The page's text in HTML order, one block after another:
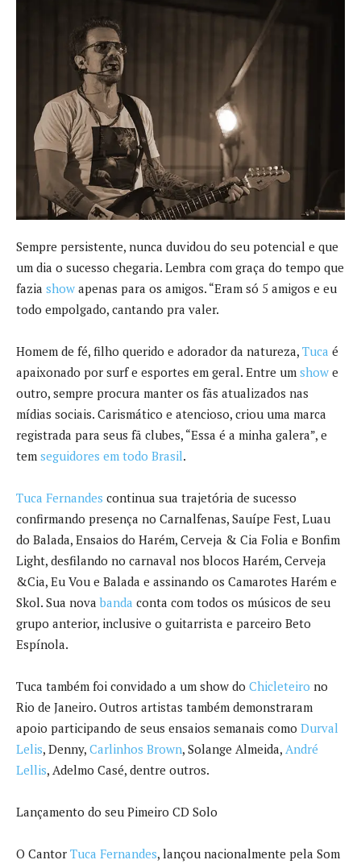
Sempre persistente, nunca duvidou do seu potencial e que
um dia o sucesso chegaria. Lembra com graça do tempo que
fazia show apenas para os amigos. “Eram só 5 amigos e eu
todo empolgado, cantando pra valer.
Homem de fé, filho querido e adorador da natureza, Tuca é
apaixonado por surf e esportes em geral. Entre um show e
outro, sempre procura manter os fãs atualizados nas
mídias sociais. Carismático e atencioso, criou uma marca
registrada para seus fã clubes, “Essa é a minha galera”, e
tem seguidores em todo Brasil.
Tuca Fernandes continua sua trajetória de sucesso
confirmando presença no Carnalfenas, Sauípe Fest, Luau
do Balada, Ensaios do Harém, Cerveja & Cia Folia e Bonfim
Light, desfilando no carnaval nos blocos Harém, Cerveja
&Cia, Eu Vou e Balada e assinando os Camarotes Harém e
Skol. Sua novabanda conta com todos os músicos de seu
grupo anterior, inclusive o guitarrista e parceiro Beto
Espínola.
Tuca também foi convidado a um show do Chicleteiro no
Rio de Janeiro. Outros artistas também demonstraram
apoio participando de seus ensaios semanais como Durval
Lelis, Denny, Carlinhos Brown, Solange Almeida, André
Lellis, Adelmo Casé, dentre outros.
Lançamento do seu Pimeiro CD Solo
O Cantor Tuca Fernandes, lançou nacionalmente pela Som